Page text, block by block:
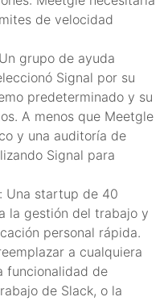
de velocidad
grupo de ayuda
Signal por su
predeterminado y su
A menos que Meetgle
y una auditoría de
Signal para
Una startup de 40
la gestión del trabajo y
personal rápida.
a cualquiera
funcionalidad de
de Slack, o la